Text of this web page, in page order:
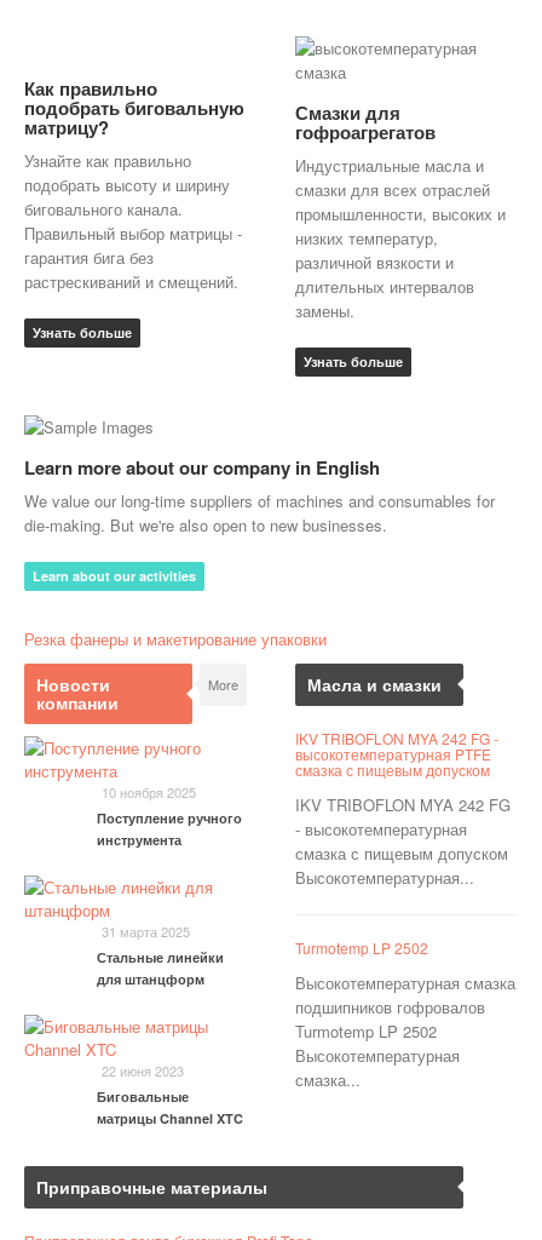
Как правильно
подобрать биговальную
матрицу?
Узнайте как правильно
подобрать высоту и ширину
биговального канала.
Правильный выбор матрицы -
гарантия бига без
растрескиваний и смещений.
Узнать больше
Смазки для
гофроагрегатов
Индустриальные масла и
смазки для всех отраслей
промышленности, высоких и
низких температур,
различной вязкости и
длительных интервалов
замены.
Узнать больше
Learn more about our company in English
We value our long-time suppliers of machines and consumables for
die-making. But we're also open to new businesses.
Learn about our activities
Резка фанеры и макетирование упаковки
Новости
компании
More
10 ноября 2025
Поступление ручного
инструмента
31 марта 2025
Стальные линейки
для штанцформ
22 июня 2023
Биговальные
матрицы Channel XTC
Масла и смазки
IKV TRIBOFLON MYA 242 FG -
высокотемпературная PTFE
смазка с пищевым допуском
IKV TRIBOFLON MYA 242 FG
- высокотемпературная
смазка с пищевым допуском
Высокотемпературная...
Turmotemp LP 2502
Высокотемпературная смазка
подшипников гофровалов
Turmotemp LP 2502
Высокотемпературная
смазка...
Приправочные материалы